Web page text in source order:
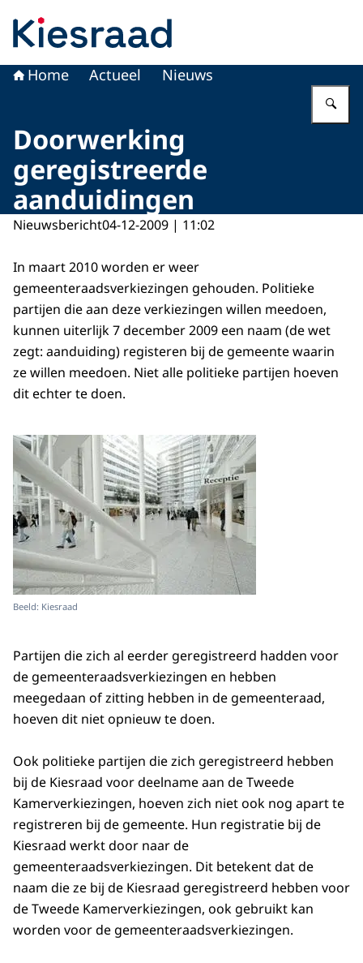
Home Actueel Nieuws
Doorwerking
geregistreerde
aanduidingen
Nieuwsbericht04-12-2009 | 11:02
In maart 2010 worden er weer
gemeenteraadsverkiezingen gehouden. Politieke
partijen die aan deze verkiezingen willen meedoen,
kunnen uiterlijk 7 december 2009 een naam (de wet
zegt: aanduiding) registeren bij de gemeente waarin
ze willen meedoen. Niet alle politieke partijen hoeven
dit echter te doen.
Beeld: Kiesraad
Partijen die zich al eerder geregistreerd hadden voor
de gemeenteraadsverkiezingen en hebben
meegedaan of zitting hebben in de gemeenteraad,
hoeven dit niet opnieuw te doen.
Ook politieke partijen die zich geregistreerd hebben
bij de Kiesraad voor deelname aan de Tweede
Kamerverkiezingen, hoeven zich niet ook nog apart te
registreren bij de gemeente. Hun registratie bij de
Kiesraad werkt door naar de
gemeenteraadsverkiezingen. Dit betekent dat de
naam die ze bij de Kiesraad geregistreerd hebben voor
de Tweede Kamerverkiezingen, ook gebruikt kan
worden voor de gemeenteraadsverkiezingen.